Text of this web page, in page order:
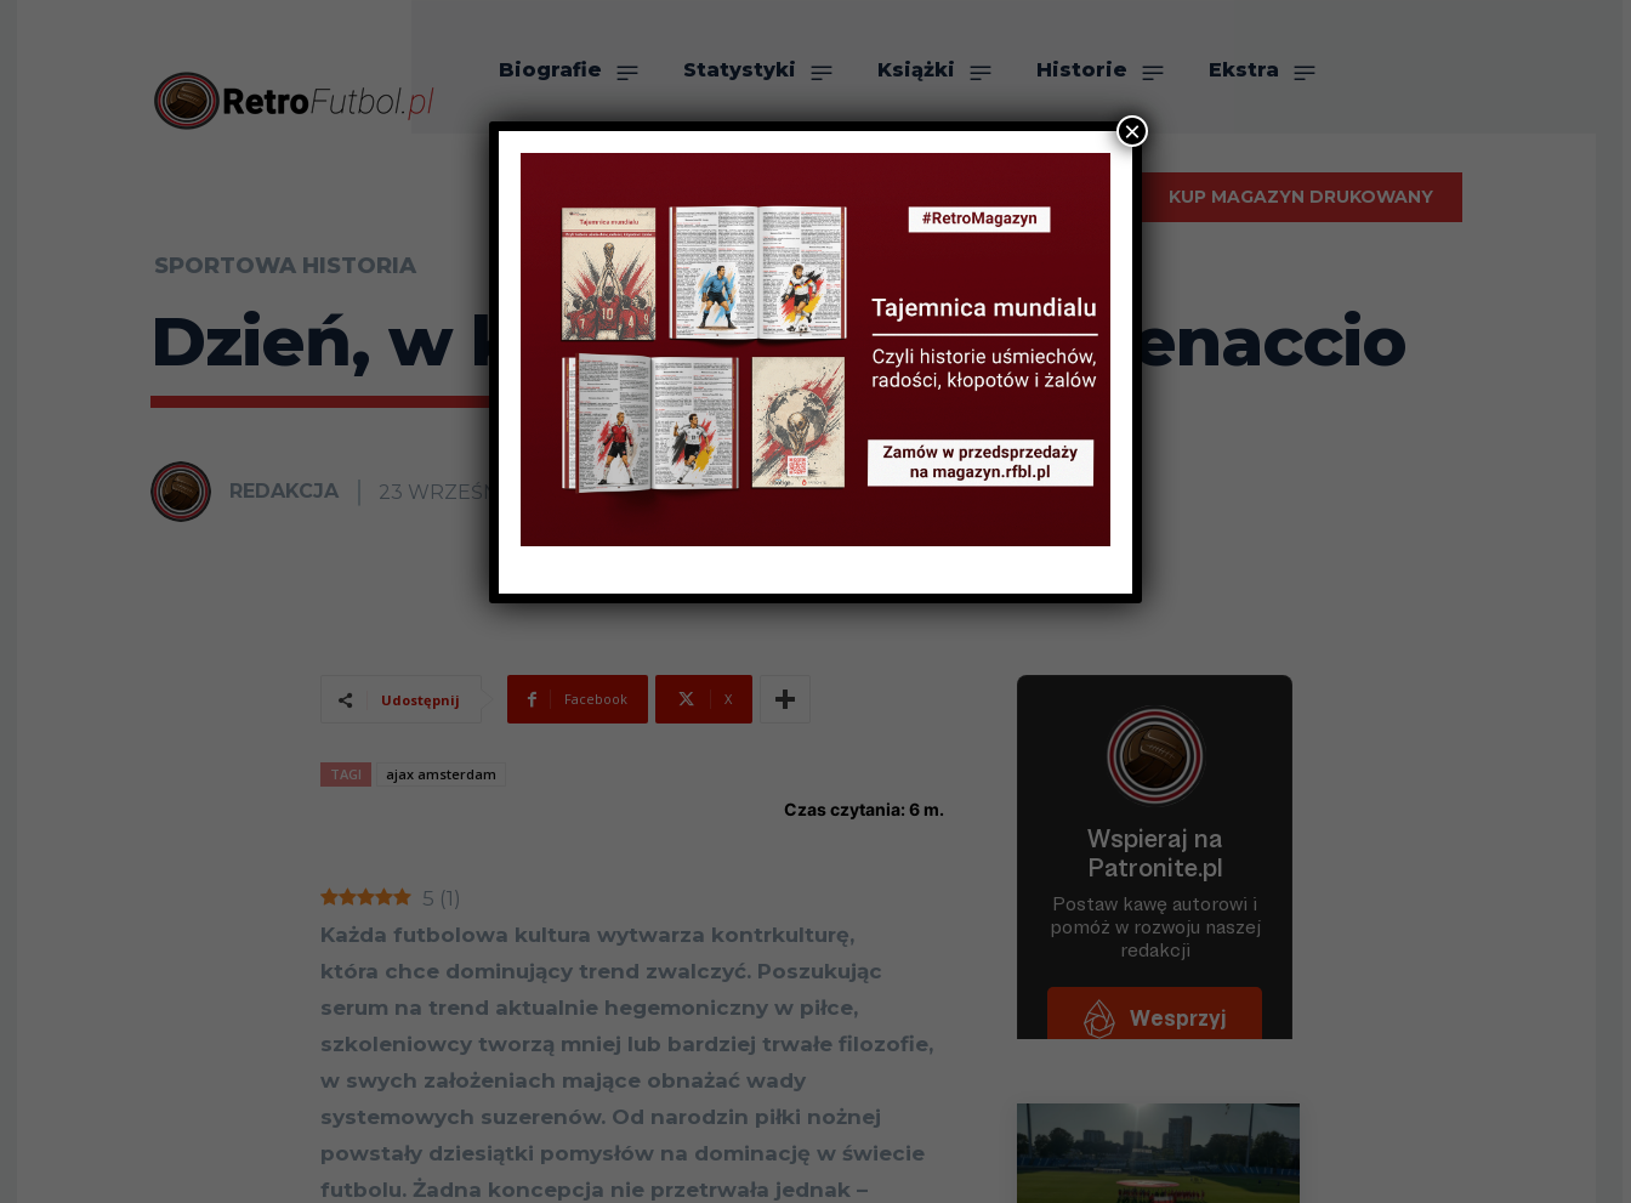
Biografie Statystyki Książki Historie Ekstra
O nas
KUP MAGAZYN DRUKOWANY
SPORTOWA HISTORIA
Dzień, w którym umarło Catenaccio
REDAKCJA 23 WRZEŚNIA 2015
Udostępnij Facebook X
TAGI ajax amsterdam
Czas czytania: 6 m.
5 (1)
Każda futbolowa kultura wytwarza kontrkulturę,
która chce dominujący trend zwalczyć. Poszukując
serum na trend aktualnie hegemoniczny w piłce,
szkoleniowcy tworzą mniej lub bardziej trwałe filozofie,
w swych założeniach mające obnażać wady
systemowych suzerenów. Od narodzin piłki nożnej
powstały dziesiątki pomysłów na dominację w świecie
futbolu. Żadna koncepcja nie przetrwała jednak –
×